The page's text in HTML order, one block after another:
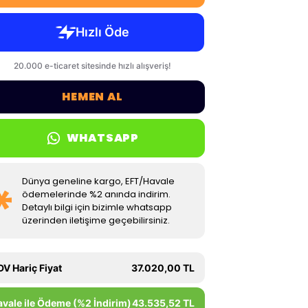
HEMEN AL
WHATSAPP
Dünya geneline kargo, EFT/Havale
ödemelerinde %2 anında indirim.
Detaylı bilgi için bizimle whatsapp
üzerinden iletişime geçebilirsiniz.
Hariç Fiyat 37.020,00 TL
ile Ödeme (%2 İndirim)43.535,52 TL